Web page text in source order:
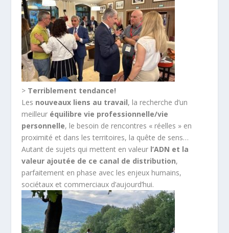
> Terriblement tendance!
Les nouveaux liens au travail, la recherche d’un
meilleur équilibre vie professionnelle/vie
personnelle, le besoin de rencontres « réelles » en
proximité et dans les territoires, la quête de sens…
Autant de sujets qui mettent en valeur l’ADN et la
valeur ajoutée de ce canal de distribution,
parfaitement en phase avec les enjeux humains,
sociétaux et commerciaux d’aujourd’hui.